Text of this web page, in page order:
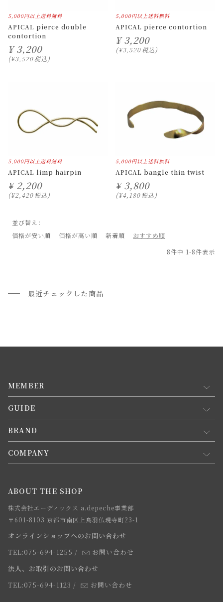
5,000円以上送料無料
APICAL pierce double
contortion
¥ 3,200
¥3,520税込
5,000円以上送料無料
APICAL pierce contortion
¥ 3,200
¥3,520税込
5,000円以上送料無料
APICAL limp hairpin
¥ 2,200
¥2,420税込
5,000円以上送料無料
APICAL bangle thin twist
¥ 3,800
¥4,180税込
並び替え
価格が安い順
価格が高い順 新着順
おすすめ順
8件中 1-8件表示
最近チェックした商品
MEMBER
マイページ
新規会員登録
会員規約について
GUIDE
お買い物ガイド
会員登録について
お支払方法について
お届けについて
よくあるご質問
BRAND
コンセプト
webカタログ
COMPANY
店舗一覧
求人情報
法人のお客様
スタッフ
ABOUT THE SHOP
株式会社エーディックス a.depeche事業部
〒601-8103 京都市南区上鳥羽仏現寺町23-1
オンラインショップへのお問い合わせ
TEL:075-694-1255 /
お問い合わせ
法人、お取引のお問い合わせ
TEL:075-694-1123 / お問い合わせ